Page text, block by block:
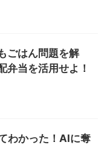
ごはん問題を解
弁当を活用せよ！
わかった！AIに奪